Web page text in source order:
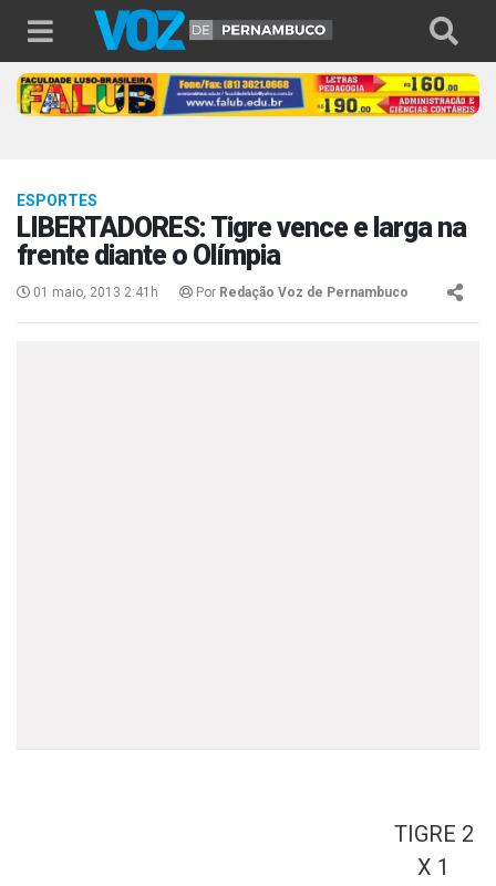
ESPORTES
LIBERTADORES: Tigre vence e larga na
frente diante o Olímpia
01 maio, 2013 2:41h Por Redação Voz de Pernambuco
TIGRE 2
X 1